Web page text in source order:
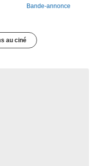
Bande-annonce
au ciné